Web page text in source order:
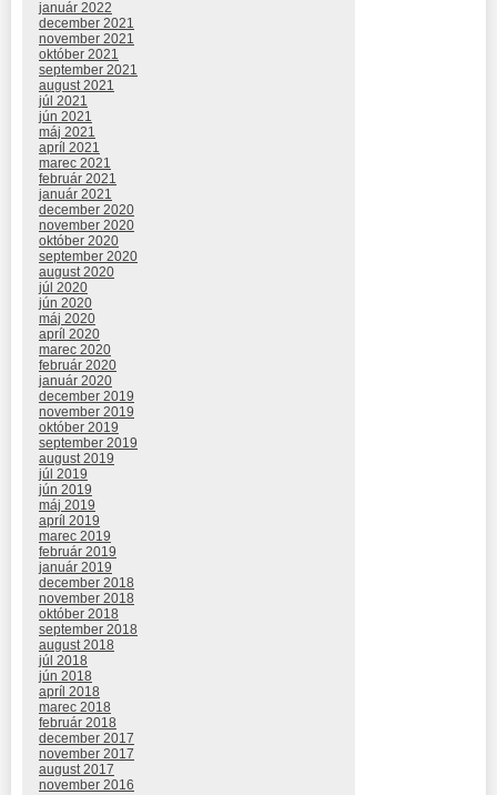
január 2022
december 2021
november 2021
október 2021
september 2021
august 2021
júl 2021
jún 2021
máj 2021
apríl 2021
marec 2021
február 2021
január 2021
december 2020
november 2020
október 2020
september 2020
august 2020
júl 2020
jún 2020
máj 2020
apríl 2020
marec 2020
február 2020
január 2020
december 2019
november 2019
október 2019
september 2019
august 2019
júl 2019
jún 2019
máj 2019
apríl 2019
marec 2019
február 2019
január 2019
december 2018
november 2018
október 2018
september 2018
august 2018
júl 2018
jún 2018
apríl 2018
marec 2018
február 2018
december 2017
november 2017
august 2017
november 2016